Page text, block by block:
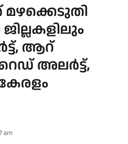
ആറ്
അലര്‍ട്ട്,
am